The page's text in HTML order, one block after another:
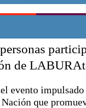
Punta Alta
El mundo
Seguridad
Escenario
Liga del Sur
de
evento
que